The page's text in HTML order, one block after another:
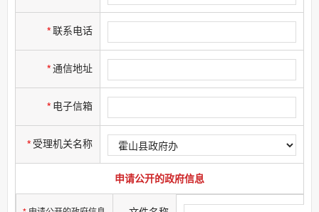
*联系电话
*通信地址
* 电子信箱
* 受理机关名称
申请公开的政府信息